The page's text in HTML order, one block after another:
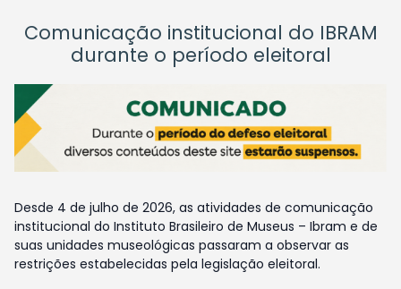
Comunicação institucional do IBRAM
durante o período eleitoral
Desde 4 de julho de 2026, as atividades de comunicação
institucional do Instituto Brasileiro de Museus – Ibram e de
suas unidades museológicas passaram a observar as
restrições estabelecidas pela legislação eleitoral.